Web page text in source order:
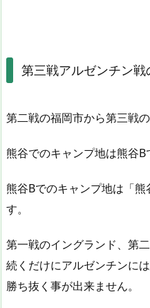
第三戦アルゼンチン戦
第二戦の福岡市から第三戦
熊谷でのキャンプ地は熊谷B
熊谷Bでのキャンプ地は「
す。
第一戦のイングランド、第
続くだけにアルゼンチンに
勝ち抜く事が出来ません。